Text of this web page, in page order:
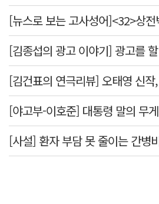
[야고부-이호준] 대통령 말의 무게